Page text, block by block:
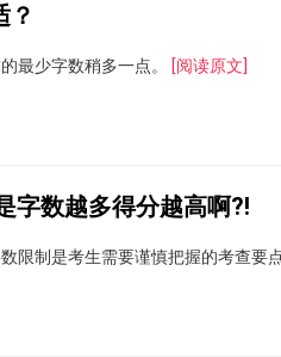
？
最少字数稍多一点。 [阅读原文]
字数越多得分越高啊?!
限制是考生需要谨慎把握的考查要